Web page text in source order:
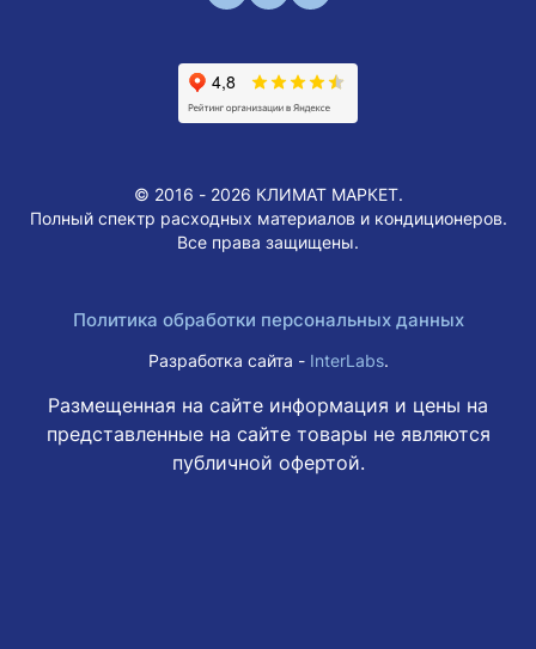
© 2016 - 2026 КЛИМАТ МАРКЕТ.
Полный спектр расходных материалов и кондиционеров.
Все права защищены.
Политика обработки персональных данных
Разработка сайта - InterLabs.
Размещенная на сайте информация и цены на
представленные на сайте товары не являются
публичной офертой.